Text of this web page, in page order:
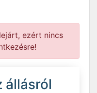
ezért nincs
állásról